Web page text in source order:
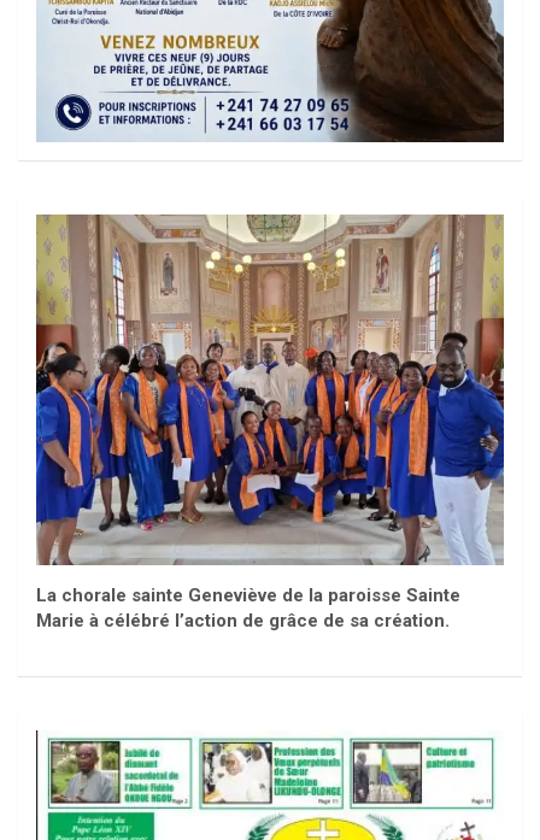
La chorale sainte Geneviève de la paroisse Sainte
Marie à célébré l’action de grâce de sa création.